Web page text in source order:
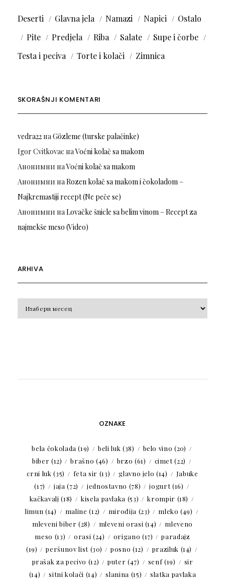
Deserti Glavna jela Namazi Napici
Ostalo
Pite
Predjela Riba Salate
Supe i čorbe
Testa i peciva
Torte i kolači Zimnica
SKORAŠNJI KOMENTARI
vedra22наGözleme (turske palačinke)
Igor Cvitkovac наVoćni kolač sa makom
Анонимни наVoćni kolač sa makom
Анонимни наRozen kolač sa makom i čokoladom –
Najkremastiji recept (Ne peče se)
Анонимни наLovačke šnicle sa belim vinom – Recept za
najmekše meso (Video)
ARHIVA
OZNAKE
bela čokolada (19) beli luk (38) belo vino (20)
biber (12) brašno (46) brzo (61) cimet(22)
crni luk (35) feta sir (13) glavno jelo (14)
Jabuke
(17)
jaja (72) jednostavno (78) jogurt(16)
kačkavalj (18) kisela pavlaka (53) krompir (18)
limun (14) maline (12) mirođija (23) mleko (49)
mleveni biber (28) mleveni orasi (14)
mleveno
meso (13) orasi (24) origano (17)
paradajz
(19)
peršunov list(30) posno (12) praziluk (14)
prašak za pecivo (12) puter (47) senf(19)
sir
(14)
sitni kolači (14) slanina (15)
slatka pavlaka